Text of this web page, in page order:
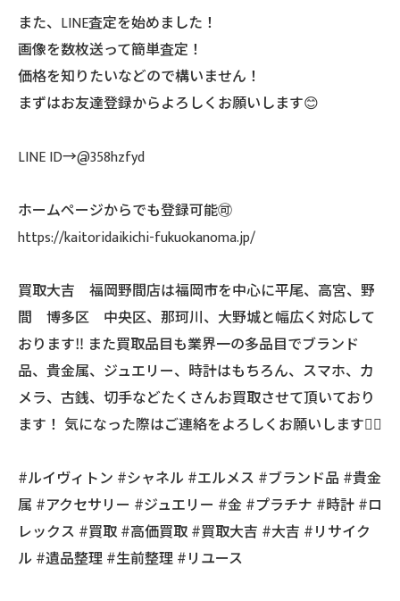
また、LINE査定を始めました！
画像を数枚送って簡単査定！
価格を知りたいなどので構いません！
まずはお友達登録からよろしくお願いします😊
LINE ID→@358hzfyd
ホームページからでも登録可能🉑
https://kaitoridaikichi-fukuokanoma.jp/
買取大吉 福岡野間店は福岡市を中心に平尾、高宮、野
間 博多区 中央区、那珂川、大野城と幅広く対応して
おります‼️ また買取品目も業界一の多品目でブランド
品、貴金属、ジュエリー、時計はもちろん、スマホ、カ
メラ、古銭、切手などたくさんお買取させて頂いており
ます！ 気になった際はご連絡をよろしくお願いします🙇‍♂️
#ルイヴィトン #シャネル #エルメス #ブランド品 #貴金
属 #アクセサリー #ジュエリー #金 #プラチナ #時計 #ロ
レックス #買取 #高価買取 #買取大吉 #大吉 #リサイク
ル #遺品整理 #生前整理 #リユース